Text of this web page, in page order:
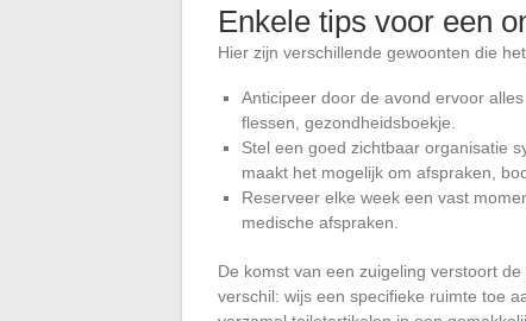
Enkele tips voor een
Hier zijn verschillende gewoonten die
Anticipeer door de avond ervoor
flessen, gezondheidsboekje.
Stel een goed zichtbaar organisatie
maakt het mogelijk om afspraken,
Reserveer elke week een vast
medische afspraken.
De komst van een zuigeling verstoort
verschil: wijs een specifieke ruimte toe